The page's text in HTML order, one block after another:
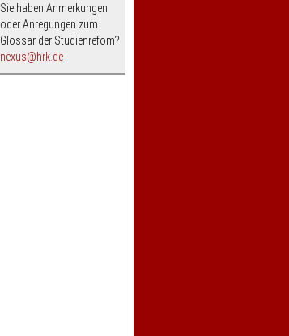
Sie haben Anmerkungen
oder Anregungen zum
Glossar der Studienrefom?
nexus
nospam-
hrk.de